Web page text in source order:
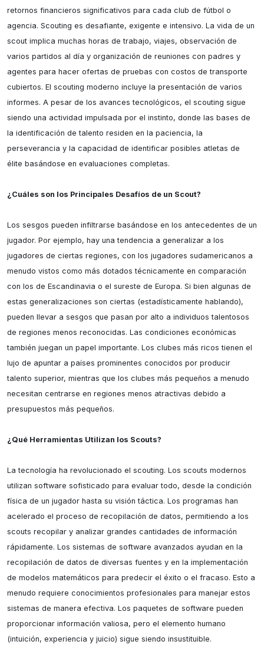
retornos financieros significativos para cada club de fútbol o
agencia. Scouting es desafiante, exigente e intensivo. La vida de un
scout implica muchas horas de trabajo, viajes, observación de
varios partidos al día y organización de reuniones con padres y
agentes para hacer ofertas de pruebas con costos de transporte
cubiertos. El scouting moderno incluye la presentación de varios
informes. A pesar de los avances tecnológicos, el scouting sigue
siendo una actividad impulsada por el instinto, donde las bases de
la identificación de talento residen en la paciencia, la
perseverancia y la capacidad de identificar posibles atletas de
élite basándose en evaluaciones completas.
¿Cuáles son los Principales Desafíos de un Scout?
Los sesgos pueden infiltrarse basándose en los antecedentes de un
jugador. Por ejemplo, hay una tendencia a generalizar a los
jugadores de ciertas regiones, con los jugadores sudamericanos a
menudo vistos como más dotados técnicamente en comparación
con los de Escandinavia o el sureste de Europa. Si bien algunas de
estas generalizaciones son ciertas (estadísticamente hablando),
pueden llevar a sesgos que pasan por alto a individuos talentosos
de regiones menos reconocidas. Las condiciones económicas
también juegan un papel importante. Los clubes más ricos tienen el
lujo de apuntar a países prominentes conocidos por producir
talento superior, mientras que los clubes más pequeños a menudo
necesitan centrarse en regiones menos atractivas debido a
presupuestos más pequeños.
¿Qué Herramientas Utilizan los Scouts?
La tecnología ha revolucionado el scouting. Los scouts modernos
utilizan software sofisticado para evaluar todo, desde la condición
física de un jugador hasta su visión táctica. Los programas han
acelerado el proceso de recopilación de datos, permitiendo a los
scouts recopilar y analizar grandes cantidades de información
rápidamente. Los sistemas de software avanzados ayudan en la
recopilación de datos de diversas fuentes y en la implementación
de modelos matemáticos para predecir el éxito o el fracaso. Esto a
menudo requiere conocimientos profesionales para manejar estos
sistemas de manera efectiva. Los paquetes de software pueden
proporcionar información valiosa, pero el elemento humano
(intuición, experiencia y juicio) sigue siendo insustituible.